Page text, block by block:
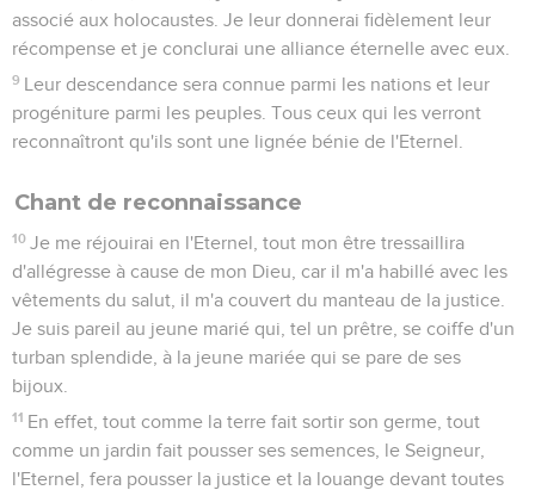
associé aux holocaustes. Je leur donnerai fidèlement leur
récompense et je conclurai une alliance éternelle avec eux.
9 Leur descendance sera connue parmi les nations et leur
progéniture parmi les peuples. Tous ceux qui les verront
reconnaîtront qu'ils sont une lignée bénie de l'Eternel.
Chant de reconnaissance
10 Je me réjouirai en l'Eternel, tout mon être tressaillira
d'allégresse à cause de mon Dieu, car il m'a habillé avec les
vêtements du salut, il m'a couvert du manteau de la justice.
Je suis pareil au jeune marié qui, tel un prêtre, se coiffe d'un
turban splendide, à la jeune mariée qui se pare de ses
bijoux.
11 En effet, tout comme la terre fait sortir son germe, tout
comme un jardin fait pousser ses semences, le Seigneur,
l'Eternel, fera pousser la justice et la louange devant toutes